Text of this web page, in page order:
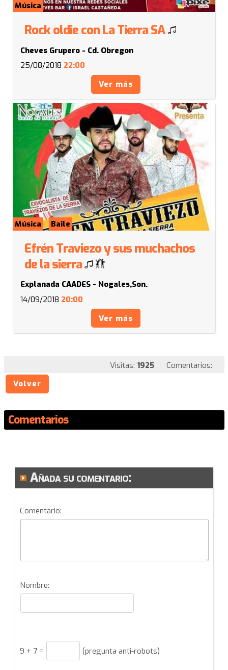
Música
Rock oldie con La Tierra SA
Cheves Grupero - Cd. Obregon
25/08/2018 22:00
Ver más
Música Baile
Efrén Traviezo y sus muchachos
de la sierra
Explanada CAADES - Nogales,Son.
14/09/2018 20:00
Ver más
Visitas: 1925
Comentarios:
Volver
Comentarios
Añada su comentario:
Comentario:
Nombre:
9 + 7= (pregunta anti-robots)